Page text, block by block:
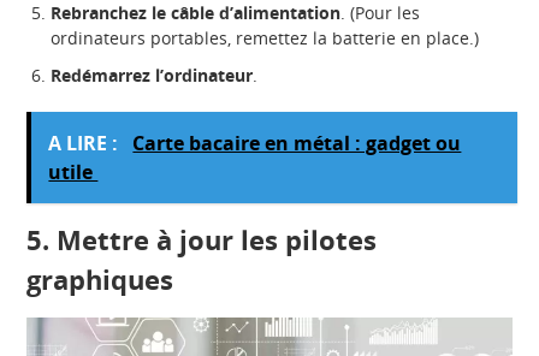
Rebranchez le câble d’alimentation. (Pour les
ordinateurs portables, remettez la batterie en place.)
Redémarrez l’ordinateur.
A LIRE :
Carte bacaire en métal : gadget ou
utile
5. Mettre à jour les pilotes
graphiques